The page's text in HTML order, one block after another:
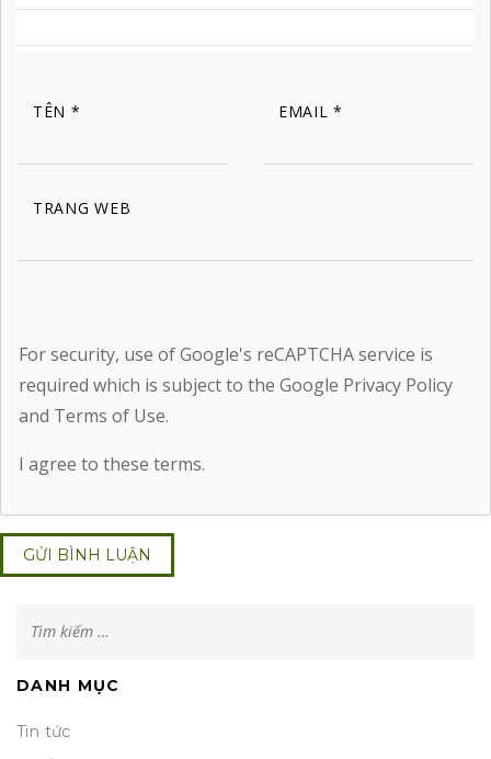
TÊN * EMAIL*
TRANG WEB
For security, use of Google's reCAPTCHA service is
required which is subject to the Google Privacy Policy
and Terms of Use.
I agree to these terms.
KIẾM
DANH MỤC
Tin tức